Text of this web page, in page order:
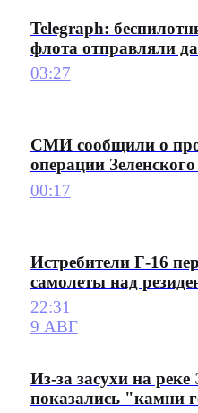
Telegraph:
флота отправляли
03:27
СМИ сообщили о
операции
00:17
Истребители F-16
самолеты над
22:31
9 АВГ
Из-за засухи на
показались "камни